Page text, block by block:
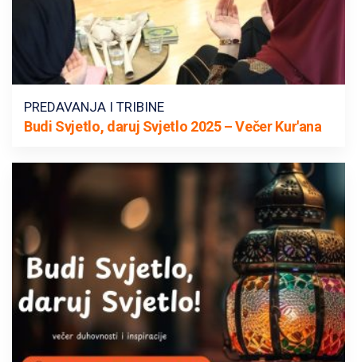
PREDAVANJA I TRIBINE
Budi Svjetlo, daruj Svjetlo 2025 – Večer Kur'ana